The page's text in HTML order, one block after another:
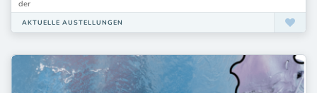
der
AKTUELLE AUSTELLUNGEN